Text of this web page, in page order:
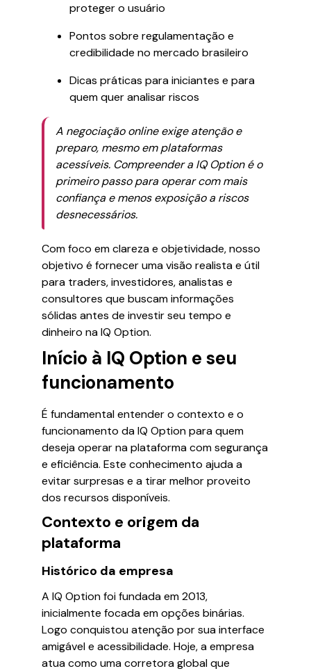
proteger o usuário
Pontos sobre regulamentação e
credibilidade no mercado brasileiro
Dicas práticas para iniciantes e para
quem quer analisar riscos
A negociação online exige atenção e
preparo, mesmo em plataformas
acessíveis. Compreender a IQ Option é o
primeiro passo para operar com mais
confiança e menos exposição a riscos
desnecessários.
Com foco em clareza e objetividade, nosso
objetivo é fornecer uma visão realista e útil
para traders, investidores, analistas e
consultores que buscam informações
sólidas antes de investir seu tempo e
dinheiro na IQ Option.
Início à IQ Option e seu
funcionamento
É fundamental entender o contexto e o
funcionamento da IQ Option para quem
deseja operar na plataforma com segurança
e eficiência. Este conhecimento ajuda a
evitar surpresas e a tirar melhor proveito
dos recursos disponíveis.
Contexto e origem da
plataforma
Histórico da empresa
A IQ Option foi fundada em 2013,
inicialmente focada em opções binárias.
Logo conquistou atenção por sua interface
amigável e acessibilidade. Hoje, a empresa
atua como uma corretora global que